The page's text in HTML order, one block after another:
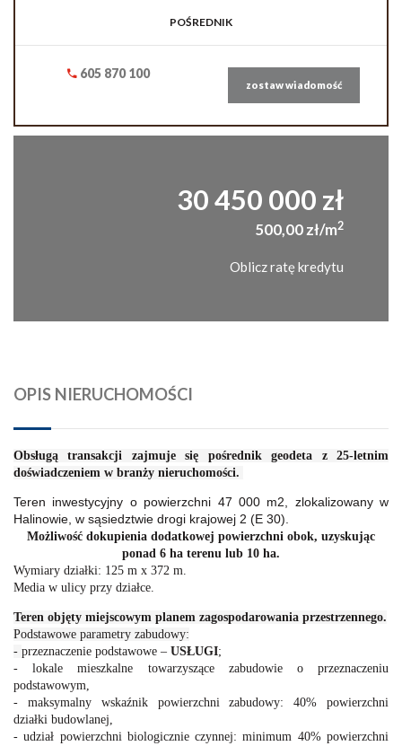
POŚREDNIK
605 870 100
zostaw wiadomość
30 450 000 zł
500,00 zł/m2
Oblicz ratę kredytu
OPIS NIERUCHOMOŚCI
Obsługą transakcji zajmuje się pośrednik geodeta z 25-letnim
doświadczeniem w branży nieruchomości.
Teren inwestycyjny o powierzchni 47 000 m2, zlokalizowany w
Halinowie, w sąsiedztwie drogi krajowej 2 (E 30).
Możliwość dokupienia dodatkowej powierzchni obok, uzyskując
ponad 6 ha terenu lub 10 ha.
Wymiary działki: 125 m x 372 m.
Media w ulicy przy działce.
Teren objęty miejscowym planem zagospodarowania przestrzennego.
Podstawowe parametry zabudowy:
- przeznaczenie podstawowe – USŁUGI;
- lokale mieszkalne towarzyszące zabudowie o przeznaczeniu
podstawowym,
- maksymalny wskaźnik powierzchni zabudowy: 40% powierzchni
działki budowlanej,
- udział powierzchni biologicznie czynnej: minimum 40% powierzchni